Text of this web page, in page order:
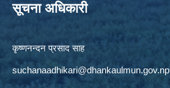
सूचना अधिकारी
कृष्णनन्दन प्रसाद साह
suchanaadhikari@dhankaulmun.gov.np